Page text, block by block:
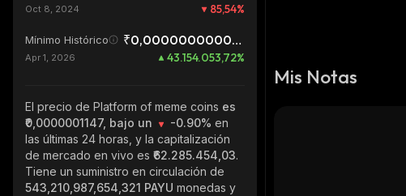
Oct 8, 2024 85,54%
Mínimo Histórico ₹0,0000000000003
Apr 1, 2026 43.154.053,72%
El precio de Platform of meme coins es
₹0,0000001147, bajo un
-0.90% en
las últimas 24 horas, y la capitalización
de mercado en vivo es ₹62.285.454,03.
Tiene un suministro en circulación de
543,210,987,654,321 PAYU monedas y
Mis Notas